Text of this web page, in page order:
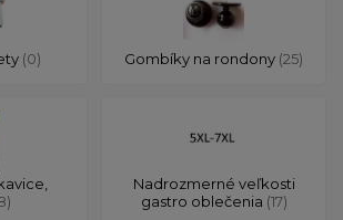
(0) Gombíky na rondony (25)
Nadrozmerné veľkosti
gastro oblečenia (17)